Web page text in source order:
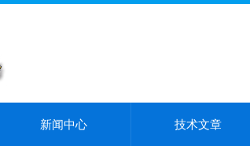
新闻中心 技术文章